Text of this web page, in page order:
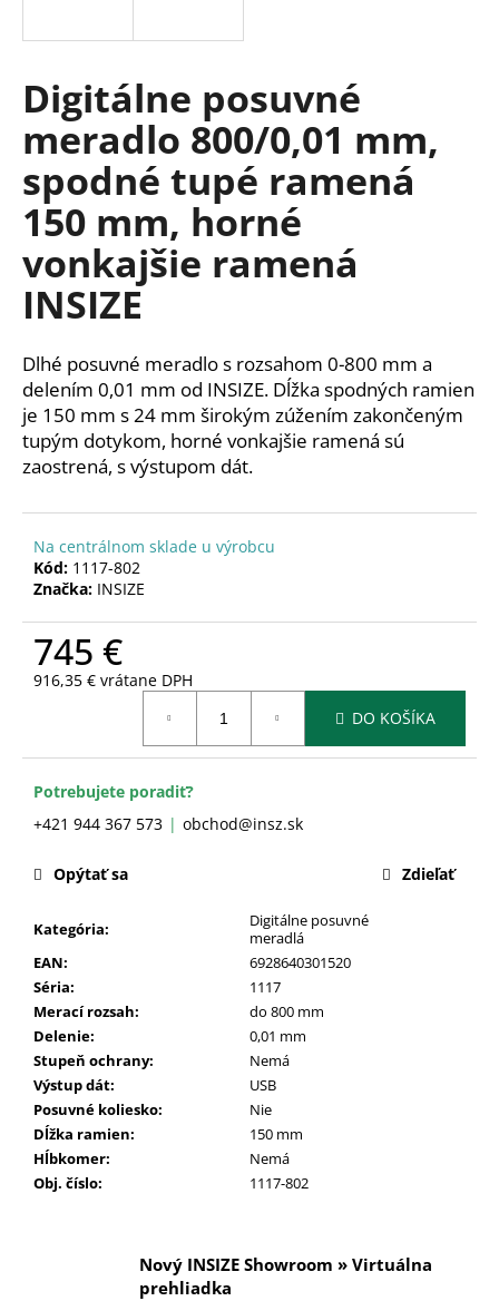
Digitálne posuvné
meradlo 800/0,01 mm,
spodné tupé ramená
150 mm, horné
vonkajšie ramená
INSIZE
Dlhé posuvné meradlo s rozsahom 0-800 mm a
delením 0,01 mm od INSIZE. Dĺžka spodných ramien
je 150 mm s 24 mm širokým zúžením zakončeným
tupým dotykom, horné vonkajšie ramená sú
zaostrená, s výstupom dát.
Na centrálnom sklade u výrobcu
Kód: 1117-802
Značka: INSIZE
745 €
916,35 € vrátane DPH
DO KOŠÍKA
Potrebujete poradiť?
+421 944 367 573
obchod@insz.sk
Kategória:
Digitálne posuvné
meradlá
EAN:
6928640301520
Séria:
1117
Merací rozsah:
do 800 mm
Delenie:
0,01 mm
Stupeň ochrany:
Nemá
Výstup dát:
USB
Posuvné koliesko:
Nie
Dĺžka ramien:
150 mm
Hĺbkomer:
Nemá
Obj. číslo: 1117-802
Opýtať sa Zdieľať
Nový INSIZE Showroom » Virtuálna
prehliadka
s
ť
?
HĽADAŤ
O
d
p
o
r
ú
m
e